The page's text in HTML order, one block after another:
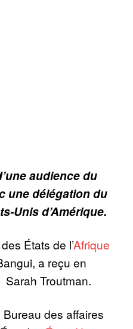
audience du
une délégation du
Unis d’Amérique.
États de l’Afrique
a reçu en
Troutman.
des affaires